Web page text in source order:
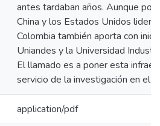
antes tardaban años. Aunque
China y los Estados Unidos
Colombia también aporta con
Uniandes y la Universidad
El llamado es a poner esta
servicio de la investigación en el
application/pdf